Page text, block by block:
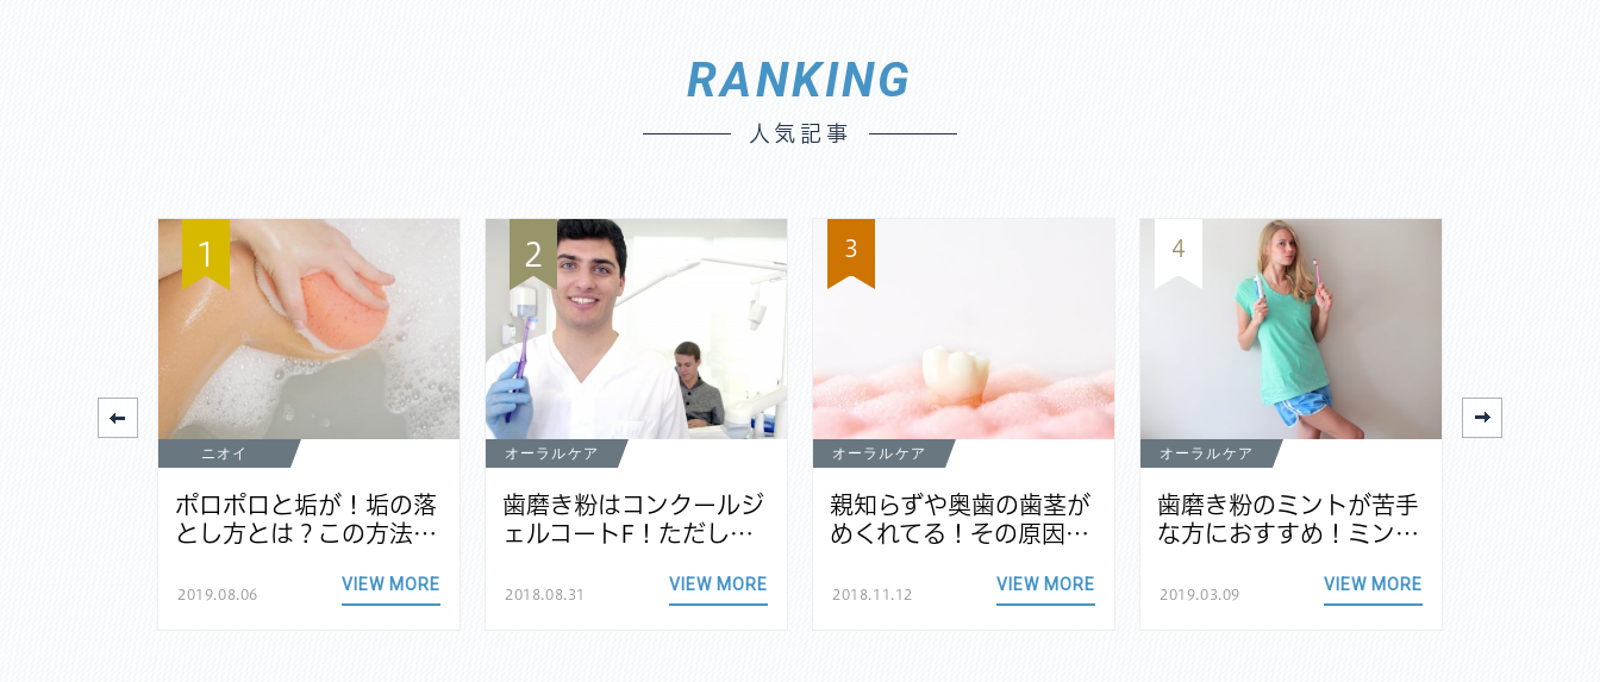
RANKING
人気記事
1
ニオイ
ポロポロと垢が！垢の落
とし方とは？この方法…
2019.08.06
VIEW MORE
2
オーラルケア
歯磨き粉はコンクールジ
ェルコートF！ただし…
2018.08.31
VIEW MORE
3
オーラルケア
親知らずや奥歯の歯茎が
めくれてる！その原因…
2018.11.12
VIEW MORE
4
オーラルケア
歯磨き粉のミントが苦手
な方におすすめ！ミン…
2019.03.09
VIEW MORE